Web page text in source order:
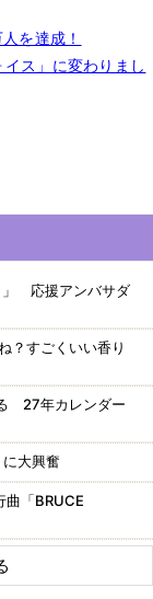
を達成！
ス」に変わりまし
応援アンバサダ
すごくいい香り
27年カレンダー
大興奮
「BRUCE